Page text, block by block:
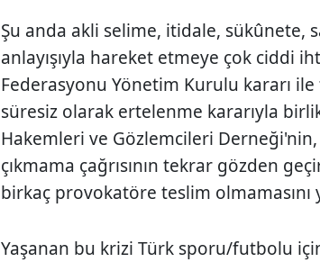
Şu anda akli selime, itidale, sükûnete,
anlayışıyla hareket etmeye çok ciddi
Federasyonu Yönetim Kurulu kararı
süresiz olarak ertelenme kararıyla
Hakemleri ve Gözlemcileri
çıkmama çağrısının tekrar gözden
birkaç provokatöre teslim
Yaşanan bu krizi Türk sporu/futbolu